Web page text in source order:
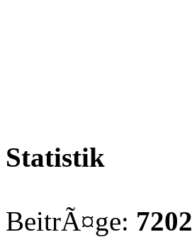
Statistik
BeitrÃ¤ge: 7202